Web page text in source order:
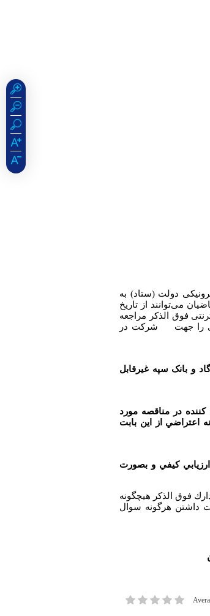
دولت (ستاد) به
می‌توانند از تاریخ
فوق الذکر مراجعه
را جهت
شرکت در
و بانک سپه غیرقابل
در مناقصه مورد
اعتراضي از اين بابت
كيفي و بصورت
فوق الذكر هيچگونه
داشتن هرگونه سوال